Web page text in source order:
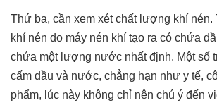
Thứ ba, cần xem xét chất lượng khí nén.
khí nén do máy nén khí tạo ra có chứa
chứa một lượng nước nhất định. Một số
cấm dầu và nước, chẳng hạn như y tế,
phẩm, lúc này không chỉ nên chú ý đến